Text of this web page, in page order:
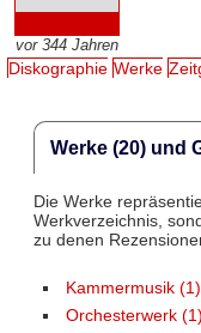
vor 344 Jahren
Diskographie Werke
Werke (20) und
Die Werke
Werkverzeichnis,
zu denen
Kammermusik (1)
Orchesterwerk (1)